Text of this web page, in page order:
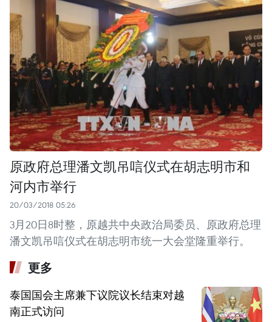
原政府总理潘文凯吊唁仪式在胡志明市和
河内市举行
20/03/2018 05:26
3月20日8时整，原越共中央政治局委员、原政府总理
潘文凯吊唁仪式在胡志明市统一大会堂隆重举行。
更多
泰国国会主席兼下议院议长结束对越
南正式访问